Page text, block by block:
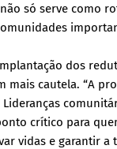
só serve como
dos
mais cautela. “A
Lideranças
crítico para
vidas e garantir